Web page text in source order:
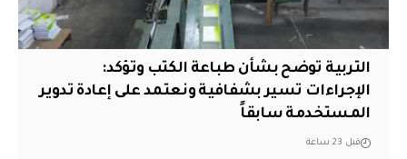
التربية توضح بشأن طباعة الكتب وتؤكد:
الإجراءات تسير بشفافية ونعتمد على إعادة تدوير
المستخدمة سابقاً
قبل 23 ساعة